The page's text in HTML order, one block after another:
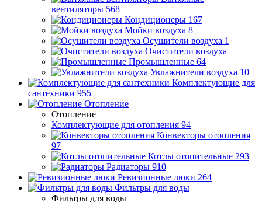
вентиляторы 568
Кондиционеры 167
Мойки воздуха 8
Осушители воздуха 1
Очистители воздуха
Промышленные 64
Увлажнители воздуха 10
Комплектующие для
сантехники 955
Отопление
Отопление
Комплектующие для отопления 94
Конвекторы отопления
97
Котлы отопительные 293
Радиаторы 910
Ревизионные люки 264
Фильтры для воды
Фильтры для воды